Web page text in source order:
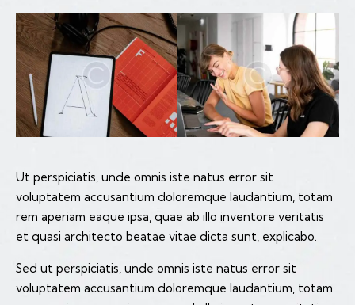
Ut perspiciatis, unde omnis iste natus error sit
voluptatem accusantium doloremque laudantium, totam
rem aperiam eaque ipsa, quae ab illo inventore veritatis
et quasi architecto beatae vitae dicta sunt, explicabo.
Sed ut perspiciatis, unde omnis iste natus error sit
voluptatem accusantium doloremque laudantium, totam